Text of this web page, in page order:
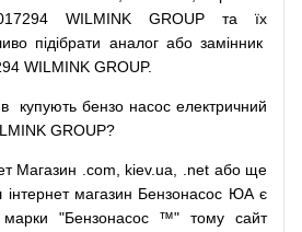
WILMINK GROUP та їх
підібрати аналог або замінник
WILMINK GROUP.
в купують бензо насос електричний
GROUP?
Магазин .com kiev.ua .net або ще
інтернет магазин Бензонасос ЮА є
марки "Бензонасос ™" тому
сайт